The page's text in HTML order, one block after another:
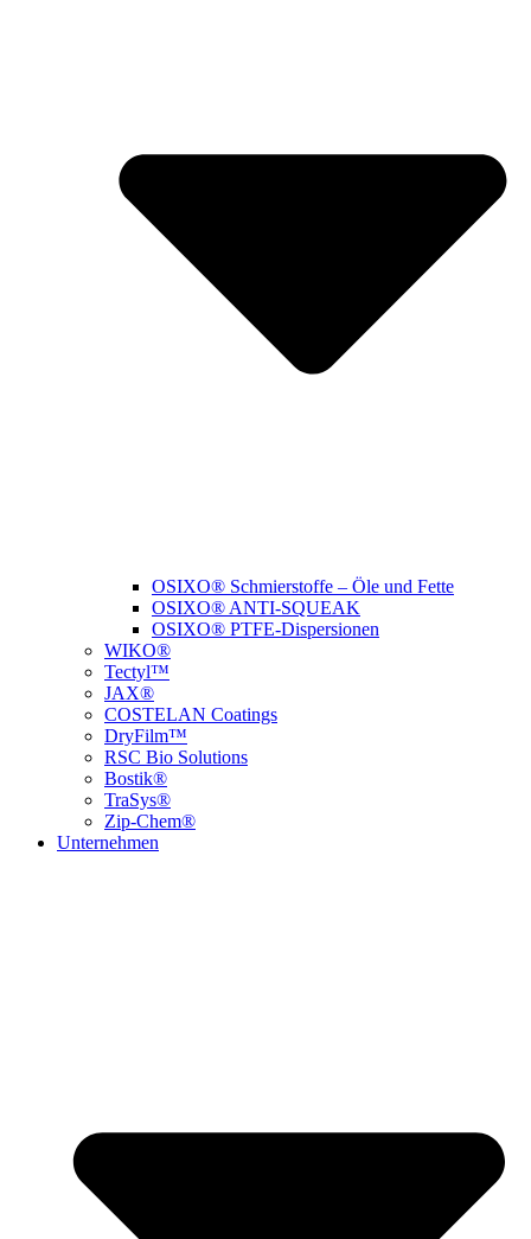
OSIXO® Schmierstoffe – Öle und Fette
OSIXO® ANTI-SQUEAK
OSIXO® PTFE-Dispersionen
WIKO®
Tectyl™
JAX®
COSTELAN Coatings
DryFilm™
RSC Bio Solutions
Bostik®
TraSys®
Zip-Chem®
Unternehmen